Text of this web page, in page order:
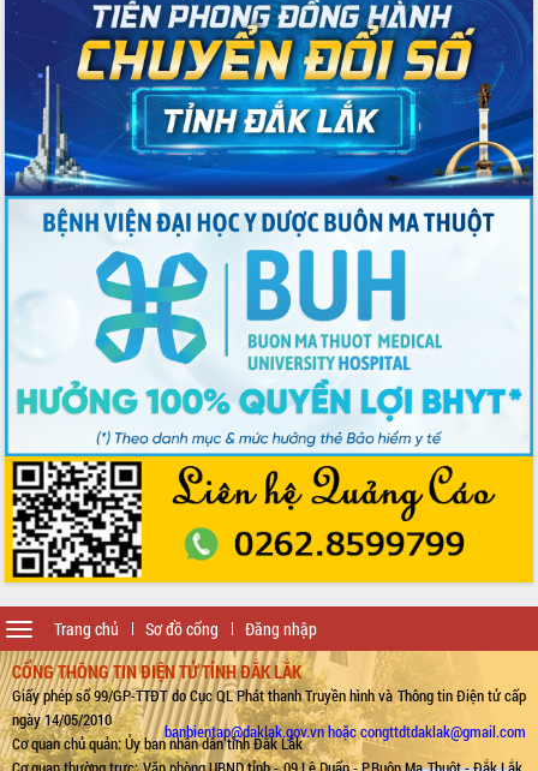
Trang chủ Sơ đồ cổng Đăng nhập
Toggle
navigation
CỔNG THÔNG TIN ĐIỆN TỬ TỈNH ĐẮK LẮK
Giấy phép số 99/GP-TTĐT do Cục QL Phát thanh Truyền hình và Thông tin Điện tử cấp
ngày 14/05/2010
Cơ quan chủ quản: Ủy ban nhân dân tỉnh Đắk Lắk
banbientap@daklak.gov.vn hoặc congttdtdaklak@gmail.com